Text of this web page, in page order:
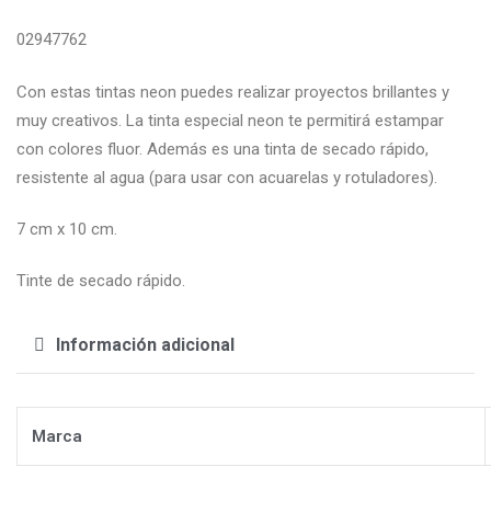
02947762
Con estas tintas neon puedes realizar proyectos brillantes y
muy creativos. La tinta especial neon te permitirá estampar
con colores fluor. Además es una tinta de secado rápido,
resistente al agua (para usar con acuarelas y rotuladores).
7 cm x 10 cm.
Tinte de secado rápido.
Información adicional
Marca